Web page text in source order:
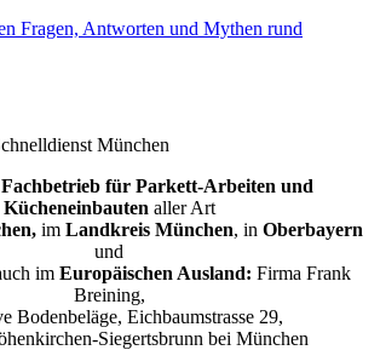
Fragen, Antworten und Mythen rund
Fachbetrieb für Parkett-Arbeiten und
Kücheneinbauten aller Art
im Landkreis München, in Oberbayern
und
im Europäischen Ausland: Firma Frank
Breining,
Bodenbeläge, Eichbaumstrasse 29,
Siegertsbrunn bei München